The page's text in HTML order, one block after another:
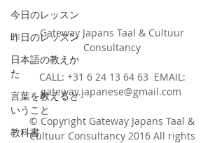
今日のレッスン
昨日のレッスン
日本語の教えか
た
言葉を教えると
いうこと
教科書
Gateway Japans Taal & Cultuur
Consultancy
CALL: +31 6 24 13 64 63 EMAIL:
gateway.japanese@gmail.com
© Copyright Gateway Japans Taal &
Cultuur Consultancy 2016 All rights